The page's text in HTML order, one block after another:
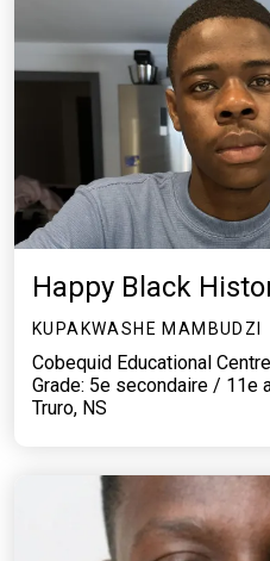
Happy Black
KUPAKWASHE MAMBUDZI
Cobequid Educational Centre
Grade: 5e secondaire / 11e
Truro, NS